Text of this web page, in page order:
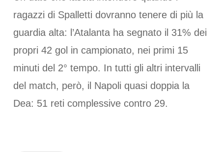
ragazzi di Spalletti dovranno tenere di più la
guardia alta: l’Atalanta ha segnato il 31% dei
propri 42 gol in campionato, nei primi 15
minuti del 2° tempo. In tutti gli altri intervalli
del match, però, il Napoli quasi doppia la
Dea: 51 reti complessive contro 29.